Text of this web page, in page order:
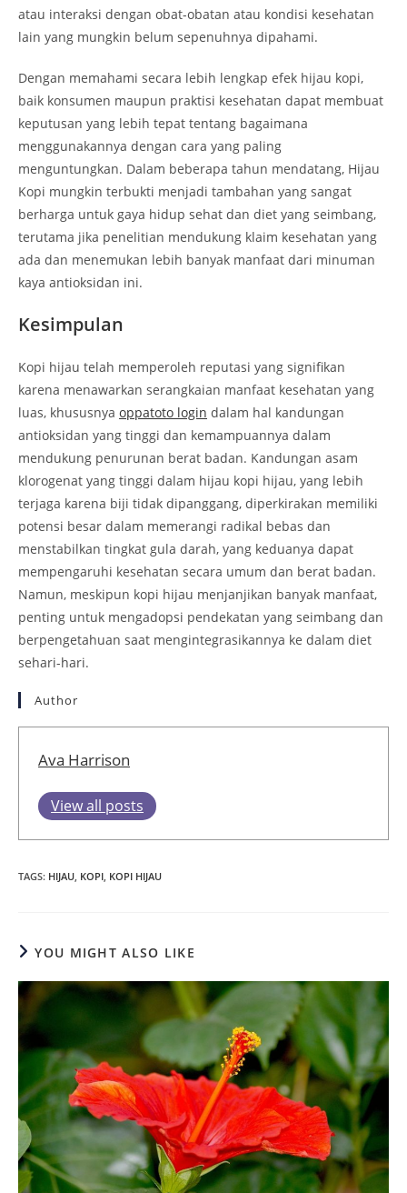
atau interaksi dengan obat-obatan atau kondisi kesehatan
lain yang mungkin belum sepenuhnya dipahami.
Dengan memahami secara lebih lengkap efek hijau kopi,
baik konsumen maupun praktisi kesehatan dapat membuat
keputusan yang lebih tepat tentang bagaimana
menggunakannya dengan cara yang paling
menguntungkan. Dalam beberapa tahun mendatang, Hijau
Kopi mungkin terbukti menjadi tambahan yang sangat
berharga untuk gaya hidup sehat dan diet yang seimbang,
terutama jika penelitian mendukung klaim kesehatan yang
ada dan menemukan lebih banyak manfaat dari minuman
kaya antioksidan ini.
Kesimpulan
Kopi hijau telah memperoleh reputasi yang signifikan
karena menawarkan serangkaian manfaat kesehatan yang
luas, khususnya oppatoto login dalam hal kandungan
antioksidan yang tinggi dan kemampuannya dalam
mendukung penurunan berat badan. Kandungan asam
klorogenat yang tinggi dalam hijau kopi hijau, yang lebih
terjaga karena biji tidak dipanggang, diperkirakan memiliki
potensi besar dalam memerangi radikal bebas dan
menstabilkan tingkat gula darah, yang keduanya dapat
mempengaruhi kesehatan secara umum dan berat badan.
Namun, meskipun kopi hijau menjanjikan banyak manfaat,
penting untuk mengadopsi pendekatan yang seimbang dan
berpengetahuan saat mengintegrasikannya ke dalam diet
sehari-hari.
Author
Ava Harrison
View all posts
TAGS: HIJAU KOPI KOPI HIJAU
YOU MIGHT ALSO LIKE